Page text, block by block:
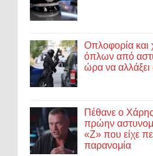
Οπλοφορία
όπλων από
ώρα να αλλάξει
Πέθανε ο
πρώην
«Ζ» που είχε
παρανομία